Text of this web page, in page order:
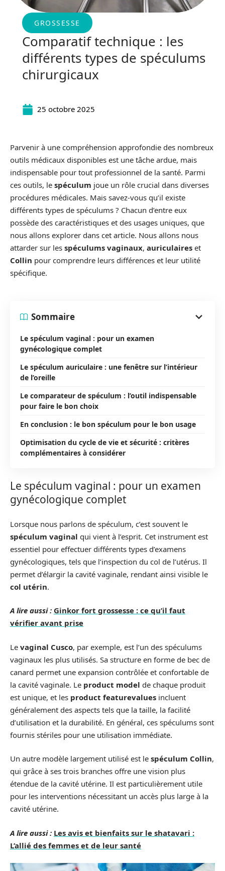
GROSSESSE
Comparatif technique : les
différents types de spéculums
chirurgicaux
25 octobre 2025
Parvenir à une compréhension approfondie des nombreux
outils médicaux disponibles est une tâche ardue, mais
indispensable pour tout professionnel de la santé. Parmi
ces outils, le spéculum joue un rôle crucial dans diverses
procédures médicales. Mais savez-vous qu’il existe
différents types de spéculums ? Chacun d’entre eux
possède des caractéristiques et des usages uniques, que
nous allons explorer dans cet article. Nous allons nous
attarder sur les spéculums vaginaux, auriculaires et
Collin pour comprendre leurs différences et leur utilité
spécifique.
Sommaire
Le spéculum vaginal : pour un examen
gynécologique complet
Le spéculum auriculaire : une fenêtre sur l’intérieur
de l’oreille
Le comparateur de spéculum : l’outil indispensable
pour faire le bon choix
En conclusion : le bon spéculum pour le bon usage
Optimisation du cycle de vie et sécurité : critères
complémentaires à considérer
Le spéculum vaginal : pour un examen
gynécologique complet
Lorsque nous parlons de spéculum, c’est souvent le
spéculum vaginal qui vient à l’esprit. Cet instrument est
essentiel pour effectuer différents types d’examens
gynécologiques, tels que l’inspection du col de l’utérus. Il
permet d’élargir la cavité vaginale, rendant ainsi visible le
col utérin.
A lire aussi : Ginkor fort grossesse : ce qu’il faut
vérifier avant prise
Le vaginal Cusco, par exemple, est l’un des spéculums
vaginaux les plus utilisés. Sa structure en forme de bec de
canard permet une expansion contrôlée et confortable de
la cavité vaginale. Le product model de chaque produit
est unique, et les product featurevalues incluent
généralement des aspects tels que la taille, la facilité
d’utilisation et la durabilité. En général, ces spéculums sont
fournis stériles pour une utilisation immédiate.
Un autre modèle largement utilisé est le spéculum Collin,
qui grâce à ses trois branches offre une vision plus
étendue de la cavité utérine. Il est particulièrement utile
pour les interventions nécessitant un accès plus large à la
cavité utérine.
A lire aussi : Les avis et bienfaits sur le shatavari :
L’allié des femmes et de leur santé